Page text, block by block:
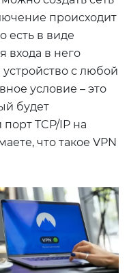
происходит
есть в виде
входа в него
с любой
условие – это
будет
TCP/IP на
что такое VPN